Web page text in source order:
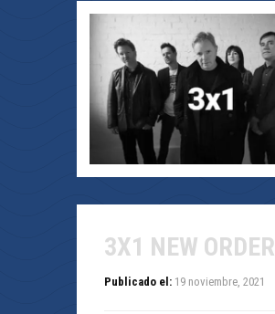
3X1 NEW ORDER
Publicado el: 19 noviembre, 2021